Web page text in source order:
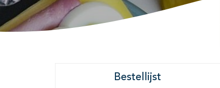
Bestellijst